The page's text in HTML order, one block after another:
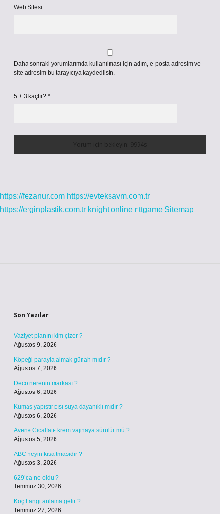
Web Sitesi
Daha sonraki yorumlarımda kullanılması için adım, e-posta adresim ve
site adresim bu tarayıcıya kaydedilsin.
5 + 3 kaçtır? *
https://fezanur.com https://evteksavm.com.tr
https://erginplastik.com.tr knight online nttgame Sitemap
Son Yazılar
Vaziyet planını kim çizer ?
Ağustos 9, 2026
Köpeği parayla almak günah mıdır ?
Ağustos 7, 2026
Deco nerenin markası ?
Ağustos 6, 2026
Kumaş yapıştırıcısı suya dayanıklı mıdır ?
Ağustos 6, 2026
Avene Cicalfate krem vajinaya sürülür mü ?
Ağustos 5, 2026
ABC neyin kısaltmasıdır ?
Ağustos 3, 2026
629’da ne oldu ?
Temmuz 30, 2026
Koç hangi anlama gelir ?
Temmuz 27, 2026